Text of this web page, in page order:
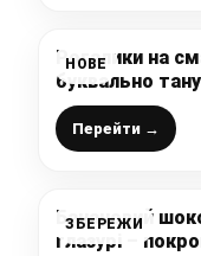
НОВЕ
Рогалики на
буквально
Перейти →
ЗБЕРЕЖИ
Банановий
глазурі –